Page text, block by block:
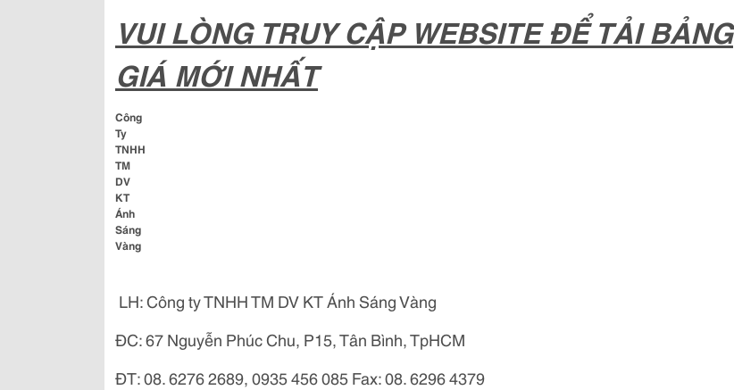
VUI LÒNG TRUY CẬP WEBSITE ĐỂ TẢI BẢNG
GIÁ MỚI NHẤT
Công
Ty
TNHH
TM
DV
KT
Ánh
Sáng
Vàng
LH: Công ty TNHH TM DV KT Ánh Sáng Vàng
ĐC: 67 Nguyễn Phúc Chu, P15, Tân Bình, TpHCM
ĐT: 08. 6276 2689, 0935 456 085 Fax: 08. 6296 4379